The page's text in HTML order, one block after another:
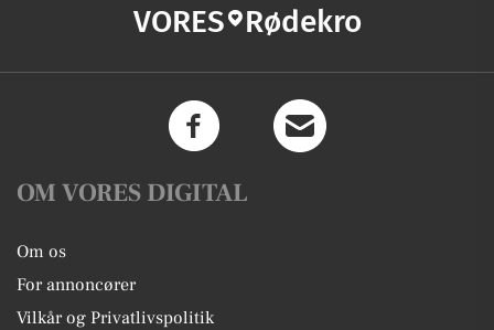
VORES Rødekro
OM VORES DIGITAL
Om os
For annoncører
Vilkår og Privatlivspolitik